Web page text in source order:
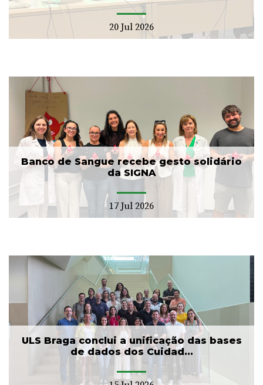
20 Jul 2026
Banco de Sangue recebe gesto solidário
da SIGNA
17 Jul 2026
ULS Braga conclui a unificação das bases
de dados dos Cuidad...